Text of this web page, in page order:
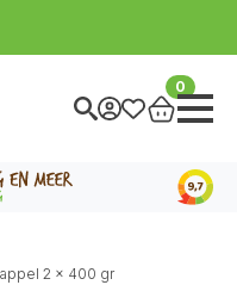
0
2 x 400 gr